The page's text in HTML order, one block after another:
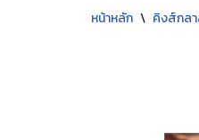
หน้าหลัก \ คิงส์กล